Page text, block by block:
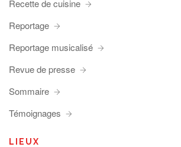
Recette de cuisine
Reportage
Reportage musicalisé
Revue de presse
Sommaire
Témoignages
LIEUX